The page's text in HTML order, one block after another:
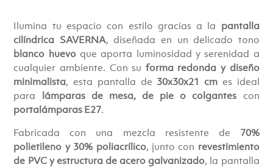
Ilumina tu espacio con estilo gracias a la pantalla
cilíndrica SAVERNA, diseñada en un delicado tono
blanco huevoque aporta luminosidad y serenidad a
cualquier ambiente. Con su forma redonda y diseño
minimalista, esta pantalla de 30x30x21 cm es ideal
para lámparas de mesa, de pie o colgantes con
portalámparas E27.
Fabricada con una mezcla resistente de 70%
polietileno y 30% poliacrílico, junto con revestimiento
de PVC y estructura de acero galvanizado, la pantalla